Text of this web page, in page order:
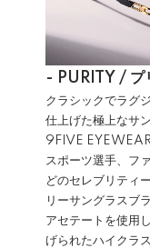
- PURITY / プ
クラシックでラグ
仕上げた極上なサ
9FIVE EYEWEAR
スポーツ選手、フ
どのセレブリティ
リーサングラスブ
アセテートを使用
げられたハイクラ